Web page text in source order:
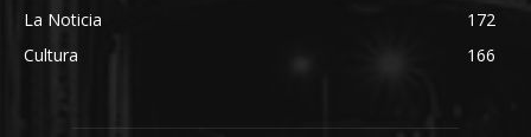
La Noticia
172
Cultura
166